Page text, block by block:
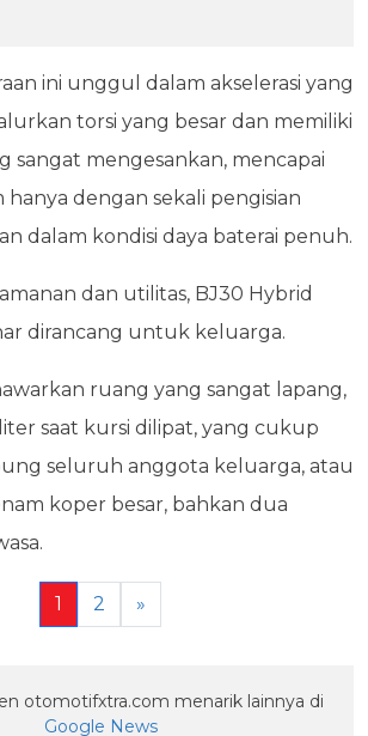
ini unggul dalam akselerasi yang
torsi yang besar dan memiliki
sangat mengesankan, mencapai
hanya dengan sekali pengisian
dalam kondisi daya baterai penuh.
dan utilitas, BJ30 Hybrid
dirancang untuk keluarga.
ruang yang sangat lapang,
saat kursi dilipat, yang cukup
seluruh anggota keluarga, atau
koper besar, bahkan dua
1 2 »
otomotifxtra.com menarik lainnya di
Google News